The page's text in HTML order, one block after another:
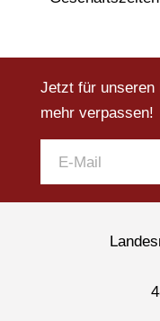
Jetzt für unseren
mehr verpassen!